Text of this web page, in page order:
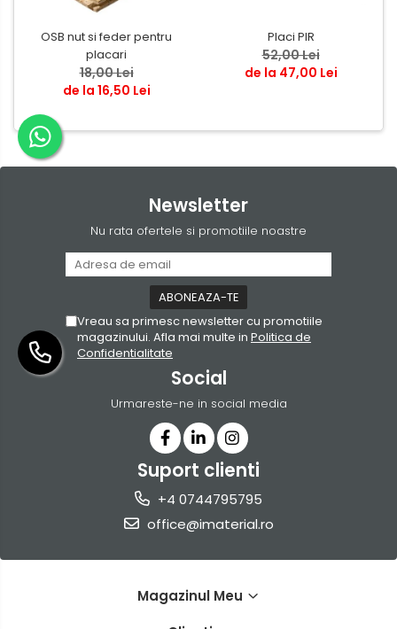
OSB nut si feder pentru
placari
18,00 Lei
de la 16,50 Lei
Placi PIR
52,00 Lei
de la 47,00 Lei
Newsletter
Nu rata ofertele si promotiile noastre
Vreau sa primesc newsletter cu promotiile
magazinului. Afla mai multe in Politica de
Confidentialitate
Social
Urmareste-ne in social media
Suport clienti
+4 0744795795
office@imaterial.ro
Magazinul Meu